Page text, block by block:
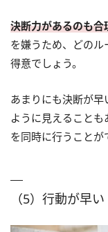
決断力があるのも
を嫌うため、どの
得意でしょう。
あまりにも決断が
ように見えること
を同時に行うことが
（5）行動が早い